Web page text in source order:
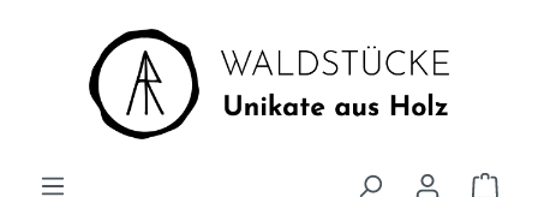
Zum Hauptinhalt springen